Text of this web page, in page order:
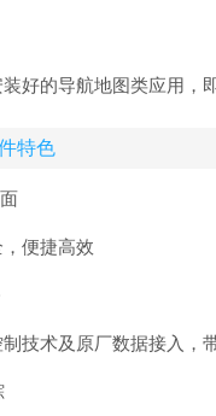
好的导航地图类应用，
特色
便捷高效
技术及原厂数据接入，